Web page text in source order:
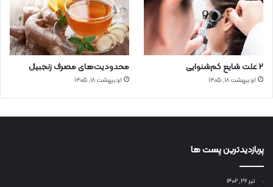
۲ علت شایع‌ کم‌شنوایی
اردیبهشت ۱۸, ۱۴۰۵
محدودیت‌های مصرف زنجبیل
اردیبهشت ۱۸, ۱۴۰۵
پربازدیدترین پست ها
تیر ۲۶, ۱۴۰۲